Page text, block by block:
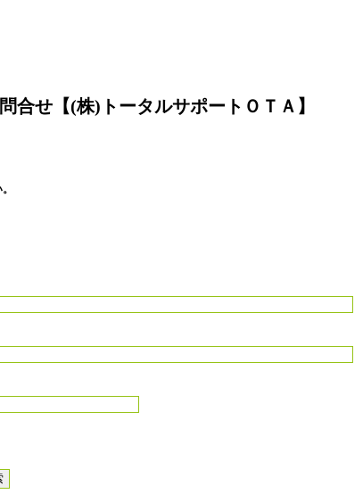
合せ【(株)トータルサポートＯＴＡ】